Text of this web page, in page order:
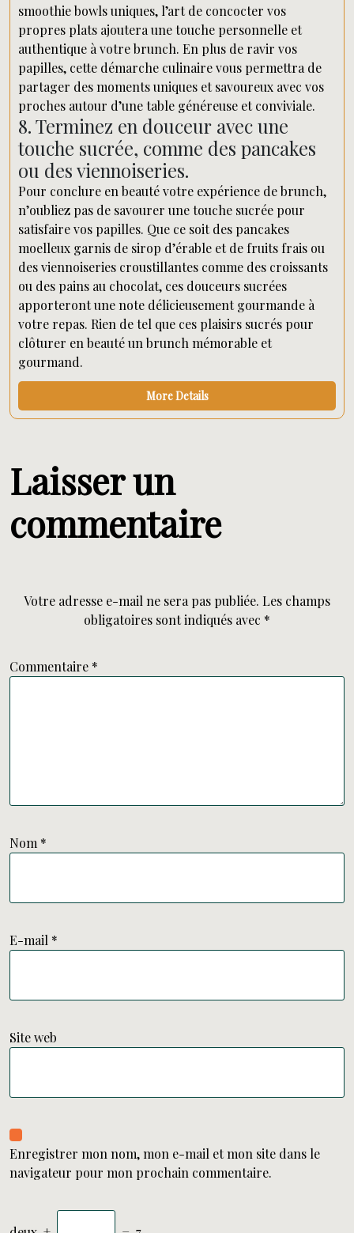
smoothie bowls uniques, l’art de concocter vos
propres plats ajoutera une touche personnelle et
authentique à votre brunch. En plus de ravir vos
papilles, cette démarche culinaire vous permettra de
partager des moments uniques et savoureux avec vos
proches autour d’une table généreuse et conviviale.
8. Terminez en douceur avec une
touche sucrée, comme des pancakes
ou des viennoiseries.
Pour conclure en beauté votre expérience de brunch,
n’oubliez pas de savourer une touche sucrée pour
satisfaire vos papilles. Que ce soit des pancakes
moelleux garnis de sirop d’érable et de fruits frais ou
des viennoiseries croustillantes comme des croissants
ou des pains au chocolat, ces douceurs sucrées
apporteront une note délicieusement gourmande à
votre repas. Rien de tel que ces plaisirs sucrés pour
clôturer en beauté un brunch mémorable et
gourmand.
More Details
Laisser un
commentaire
Votre adresse e-mail ne sera pas publiée. Les champs
obligatoires sont indiqués avec *
Commentaire *
Nom *
E-mail *
Site web
Enregistrer mon nom, mon e-mail et mon site dans le
navigateur pour mon prochain commentaire.